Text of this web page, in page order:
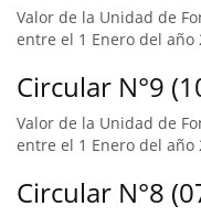
Valor de la Unidad de
entre el 1 Enero del año
Circular N°9
Valor de la Unidad de
entre el 1 Enero del año
Circular N°8